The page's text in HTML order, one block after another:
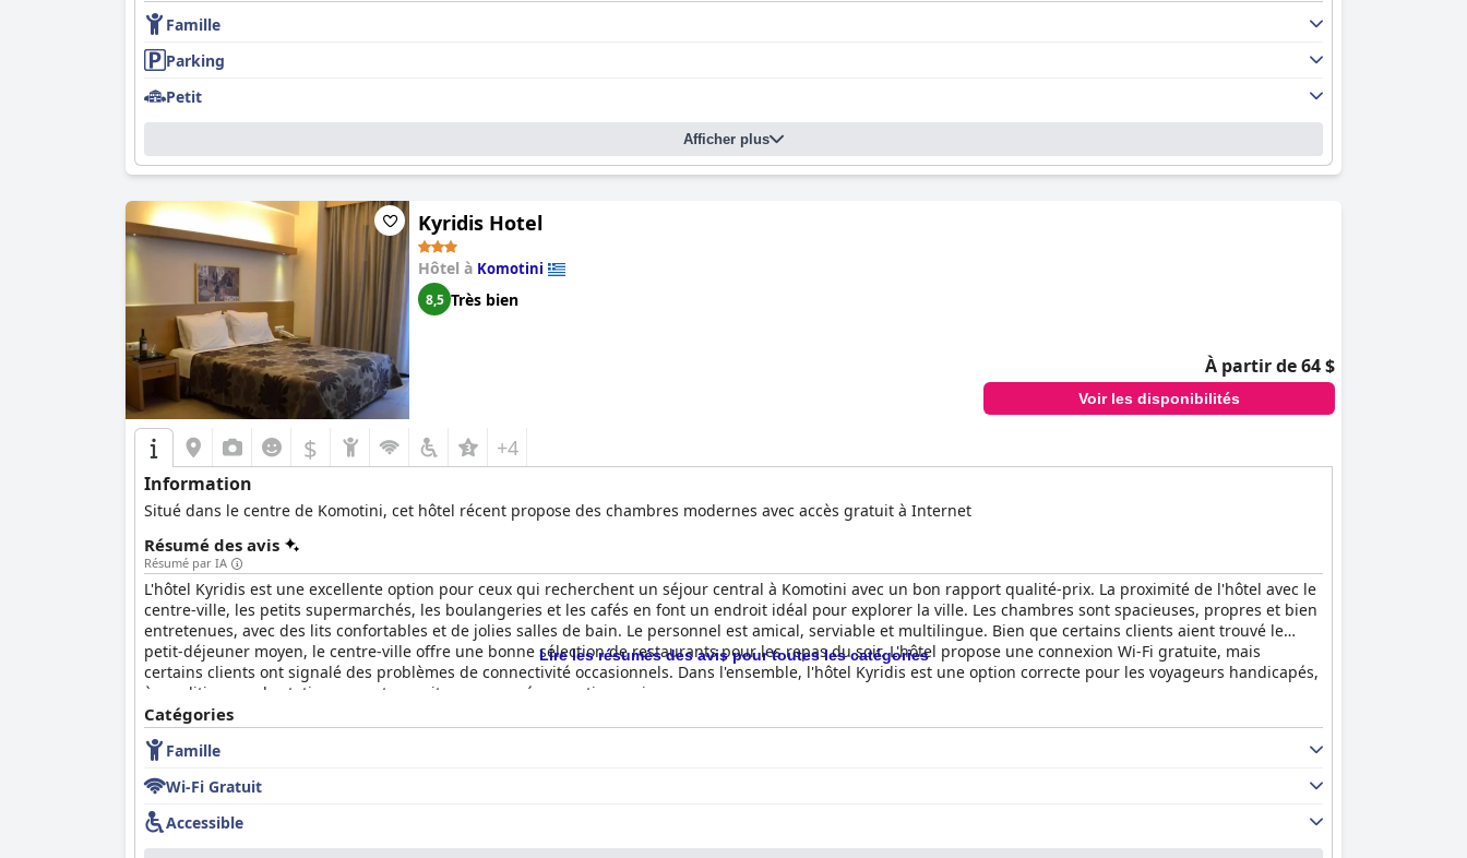
Famille
Parking
Petit
Afficher plus
Kyridis Hotel
Hôtel à Komotini
8,5 Très bien
À partir de 64 $
Voir les disponibilités
$ +4
Information
Situé dans le centre de Komotini, cet hôtel récent propose des chambres modernes avec accès gratuit à Internet
Résumé des avis
Résumé par IA
L'hôtel Kyridis est une excellente option pour ceux qui recherchent un séjour central à Komotini avec un bon rapport qualité-prix. La proximité de l'hôtel avec le
centre-ville, les petits supermarchés, les boulangeries et les cafés en font un endroit idéal pour explorer la ville. Les chambres sont spacieuses, propres et bien
entretenues, avec des lits confortables et de jolies salles de bain. Le personnel est amical, serviable et multilingue. Bien que certains clients aient trouvé le
petit-déjeuner moyen, le centre-ville offre une bonne sélection de restaurants pour les repas du soir. L'hôtel propose une connexion Wi-Fi gratuite, mais
certains clients ont signalé des problèmes de connectivité occasionnels. Dans l'ensemble, l'hôtel Kyridis est une option correcte pour les voyageurs handicapés,
à condition que le stationnement ne soit pas une préoccupation majeure.
Lire les résumés des avis pour toutes les catégories
Catégories
Famille
Wi-Fi Gratuit
Accessible